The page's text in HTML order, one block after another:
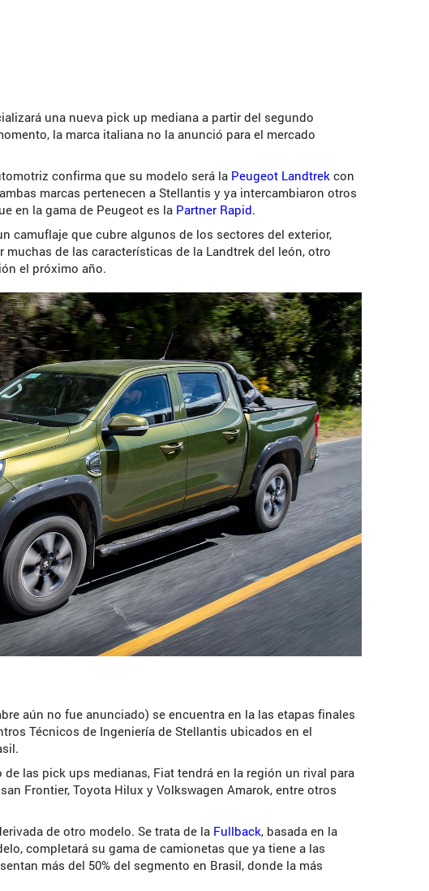
una nueva pick up mediana a partir del segundo
la marca italiana no la anunció para el mercado
confirma que su modelo será la Peugeot Landtrek con
marcas pertenecen a Stellantis y ya intercambiaron otros
en la gama de Peugeot es la Partner Rapid.
camuflaje que cubre algunos de los sectores del exterior,
de las características de la Landtrek del león, otro
el próximo año.
aún no fue anunciado) se encuentra en la las etapas finales
Técnicos de Ingeniería de Stellantis ubicados en el
las pick ups medianas, Fiat tendrá en la región un rival para
Frontier, Toyota Hilux y Volkswagen Amarok, entre otros
de otro modelo. Se trata de la Fullback, basada en la
completará su gama de camionetas que ya tiene a las
más del 50% del segmento en Brasil, donde la más